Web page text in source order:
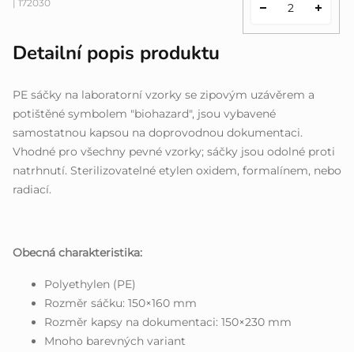
| 172030
Detailní popis produktu
PE sáčky na laboratorní vzorky se zipovým uzávěrem a
potištěné symbolem "biohazard", jsou vybavené
samostatnou kapsou na doprovodnou dokumentaci.
Vhodné pro všechny pevné vzorky; sáčky jsou odolné proti
natrhnutí. Sterilizovatelné etylen oxidem, formalínem, nebo
radiací.
Obecná charakteristika:
Polyethylen (PE)
Rozměr sáčku: 150×160 mm
Rozměr kapsy na dokumentaci: 150×230 mm
Mnoho barevných variant